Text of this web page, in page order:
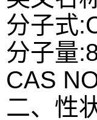
分子式
分子量
CAS
二、性